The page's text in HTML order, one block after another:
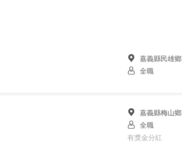
嘉義縣民雄鄉
全職
嘉義縣梅山鄉
全職
有獎金分紅